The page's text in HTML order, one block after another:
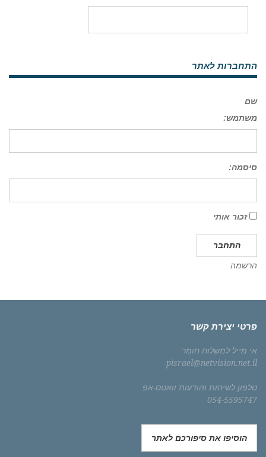
התחברות לאתר
שם
משתמש:
סיסמה:
זכור אותי
התחבר
הרשמה
פרטי יצירת קשר
אי מייל למשלוח חומר
pisrael@netvision.net.il
טלפון לשיחות והודעות וואטס-אפ
054-5595747
הוסיפו את סיפורכם לאתר